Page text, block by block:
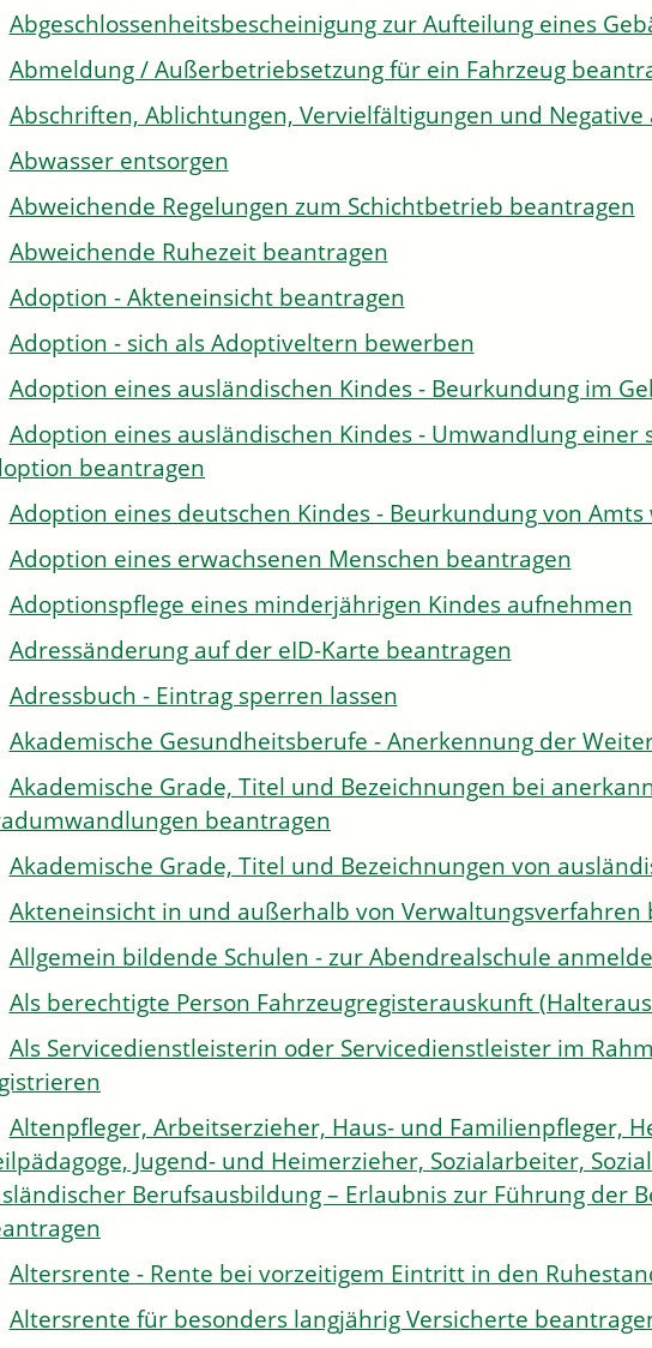
Abgeschlossenheitsbescheinigung zur Aufteilung eines
Abmeldung / Außerbetriebsetzung für ein Fahrzeug
Abschriften, Ablichtungen, Vervielfältigungen und
Abwasser entsorgen
Abweichende Regelungen zum Schichtbetrieb beantragen
Abweichende Ruhezeit beantragen
Adoption - Akteneinsicht beantragen
Adoption - sich als Adoptiveltern bewerben
Adoption eines ausländischen Kindes - Beurkundung im
Adoption eines ausländischen Kindes - Umwandlung einer
beantragen
Adoption eines deutschen Kindes - Beurkundung von Amts
Adoption eines erwachsenen Menschen beantragen
Adoptionspflege eines minderjährigen Kindes aufnehmen
Adressänderung auf der eID-Karte beantragen
Adressbuch - Eintrag sperren lassen
Akademische Gesundheitsberufe - Anerkennung der
Akademische Grade, Titel und Bezeichnungen bei
beantragen
Akademische Grade, Titel und Bezeichnungen von
Akteneinsicht in und außerhalb von Verwaltungsverfahren
Allgemein bildende Schulen - zur Abendrealschule
Als berechtigte Person Fahrzeugregisterauskunft
Als Servicedienstleisterin oder Servicedienstleister im
Altenpfleger, Arbeitserzieher, Haus- und Familienpfleger,
Jugend- und Heimerzieher, Sozialarbeiter,
Berufsausbildung – Erlaubnis zur Führung der
Altersrente - Rente bei vorzeitigem Eintritt in den
Altersrente für besonders langjährig Versicherte